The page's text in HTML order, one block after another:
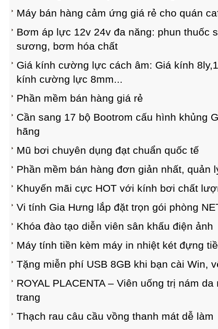
Máy bán hàng cảm ứng giá rẻ cho quán
Bơm áp lực 12v 24v đa năng: phun thuốc
sương, bơm hóa chất
Giá kính cường lực cách âm: Giá kính
kính cường lực 8mm...
Phần mềm bán hàng giá rẻ
Cần sang 17 bộ Bootrom cấu hình khủng
hãng
Mũ bơi chuyên dụng đạt chuẩn quốc tế
Phần mềm bán hàng đơn giản nhất, quản
Khuyến mãi cực HOT với kính bơi chất
Vi tính Gia Hưng lắp đặt trọn gói phòng
Khóa đào tạo diễn viên sân khấu điện ảnh
Máy tính tiền kèm máy in nhiệt két đựng
Tặng miễn phí USB 8GB khi bạn cài Win,
ROYAL PLACENTA – Viên uống trị nám
trang
Thạch rau câu cầu vồng thanh mát dễ làm